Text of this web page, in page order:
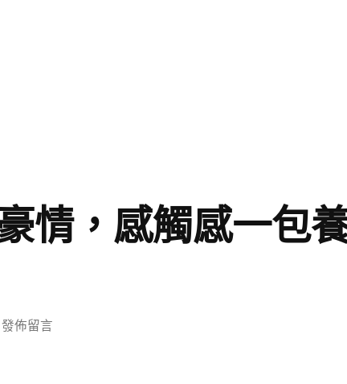
情，感觸感一包
在
發佈留言